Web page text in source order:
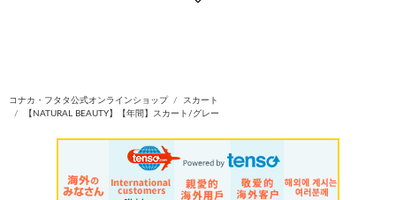
コナカ・フタタ公式オンラインショップ
スカート
【NATURAL BEAUTY】【年間】スカート/グレー